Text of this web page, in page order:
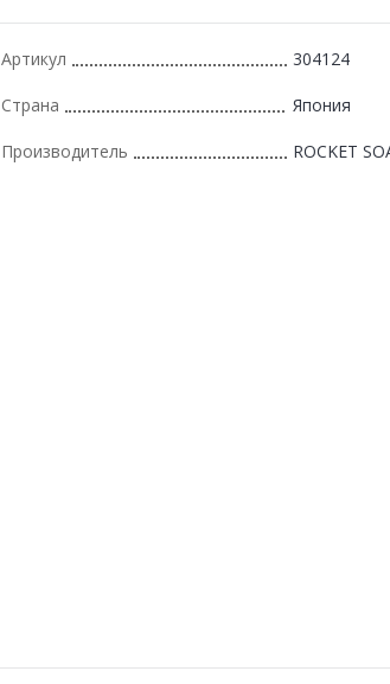
Артикул 304124
Страна Япония
Производитель ROCKET